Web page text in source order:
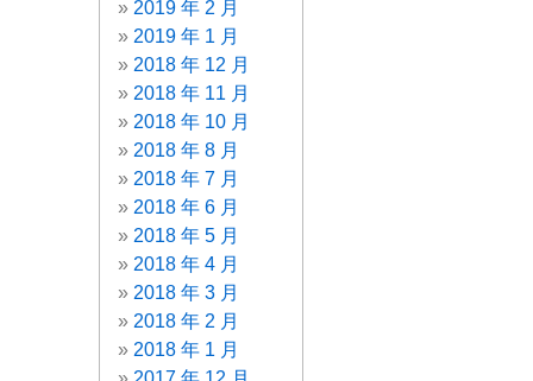
2019 年 2 月
2019 年 1 月
2018 年 12 月
2018 年 11 月
2018 年 10 月
2018 年 8 月
2018 年 7 月
2018 年 6 月
2018 年 5 月
2018 年 4 月
2018 年 3 月
2018 年 2 月
2018 年 1 月